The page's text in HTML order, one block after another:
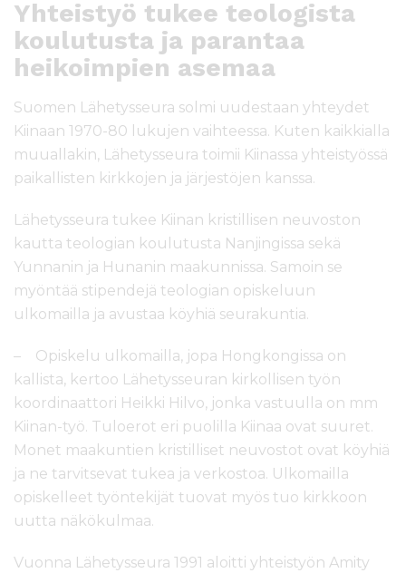
Yhteistyö tukee teologista
koulutusta ja parantaa
heikoimpien asemaa
Suomen Lähetysseura solmi uudestaan yhteydet
Kiinaan 1970-80 lukujen vaihteessa. Kuten kaikkialla
muuallakin, Lähetysseura toimii Kiinassa yhteistyössä
paikallisten kirkkojen ja järjestöjen kanssa.
Lähetysseura tukee Kiinan kristillisen neuvoston
kautta teologian koulutusta Nanjingissa sekä
Yunnanin ja Hunanin maakunnissa. Samoin se
myöntää stipendejä teologian opiskeluun
ulkomailla ja avustaa köyhiä seurakuntia.
– Opiskelu ulkomailla, jopa Hongkongissa on
kallista, kertoo Lähetysseuran kirkollisen työn
koordinaattori Heikki Hilvo, jonka vastuulla on mm
Kiinan-työ. Tuloerot eri puolilla Kiinaa ovat suuret.
Monet maakuntien kristilliset neuvostot ovat köyhiä
ja ne tarvitsevat tukea ja verkostoa. Ulkomailla
opiskelleet työntekijät tuovat myös tuo kirkkoon
uutta näkökulmaa.
Vuonna Lähetysseura 1991 aloitti yhteistyön Amity